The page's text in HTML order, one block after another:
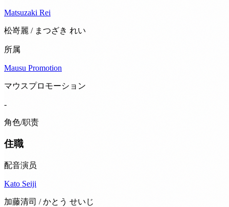
Matsuzaki Rei
松嵜麗 / まつざき れい
所属
Mausu Promotion
マウスプロモーション
-
角色/职责
住職
配音演员
Kato Seiji
加藤清司 / かとう せいじ